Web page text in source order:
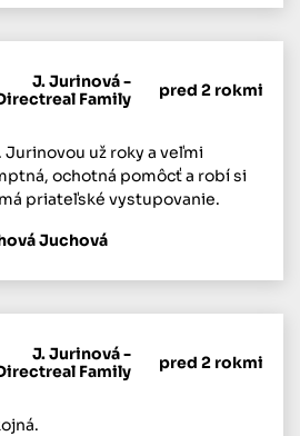
J. Jurinová -
Family
pred 2 rokmi
už roky a veľmi
ochotná pomôcť a robí si
priateľské vystupovanie.
Juchová
J. Jurinová -
Family
pred 2 rokmi